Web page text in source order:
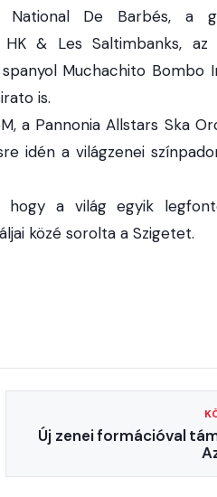
National De Barbés, a
& Les Saltimbanks, az
Muchachito Bombo
is.
a Pannonia Allstars Ska
idén a világzenei
a világ egyik
közé sorolta a Szigetet.
Új zenei formációval